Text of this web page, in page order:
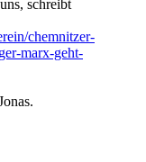
schreibt
chemnitzer-
marx-geht-